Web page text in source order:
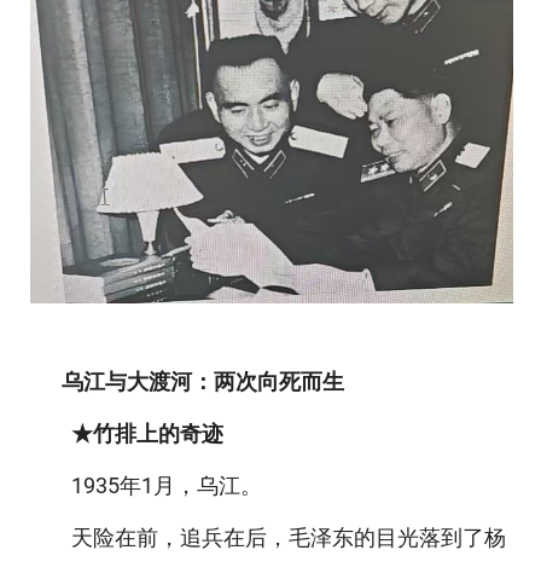
乌江与大渡河：两次向死而生
★竹排上的奇迹
1935年1月，乌江。
天险在前，追兵在后，毛泽东的目光落到了杨